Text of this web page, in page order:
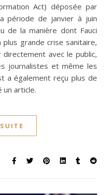
Act) déposée par
période de janvier à juin
de la manière dont Fauci
grande crise sanitaire,
avec le public,
journalistes et même les
a également reçu plus de
un article.